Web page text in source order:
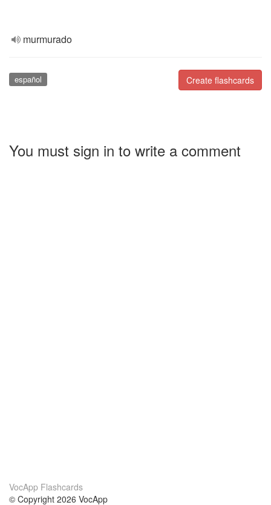
murmurado
Create flashcards
español
You must sign in to write a comment
VocApp Flashcards
© Copyright 2026 VocApp